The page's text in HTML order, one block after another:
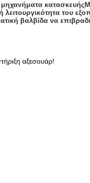
του
βαλβίδα να
αξεσουάρ!